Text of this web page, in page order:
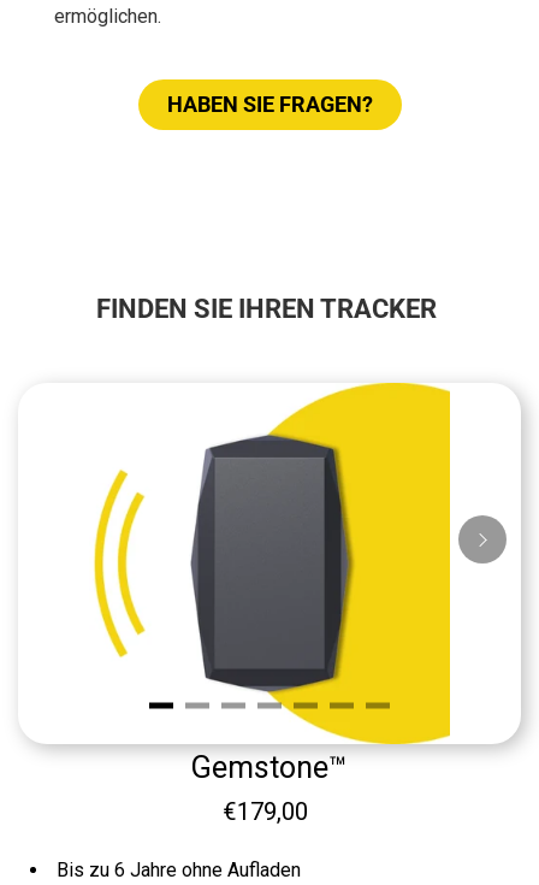
ermöglichen.
HABEN SIE FRAGEN?
FINDEN SIE IHREN TRACKER
Gemstone™
€179,00
Bis zu 6 Jahre ohne Aufladen